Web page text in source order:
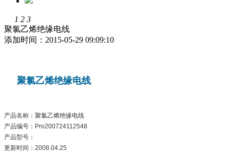
1 2 3
聚氯乙烯绝缘电线
添加时间：2015-05-29 09:09:10
聚氯乙烯绝缘电线
产品名称：聚氯乙烯绝缘电线
产品编号：Pro200724112548
产品型号：
更新时间：2008.04.25